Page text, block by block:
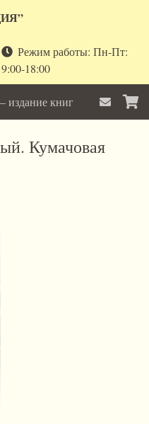
Режим работы: Пн-Пт:
9:00-18:00
издание книг
Кумачовая